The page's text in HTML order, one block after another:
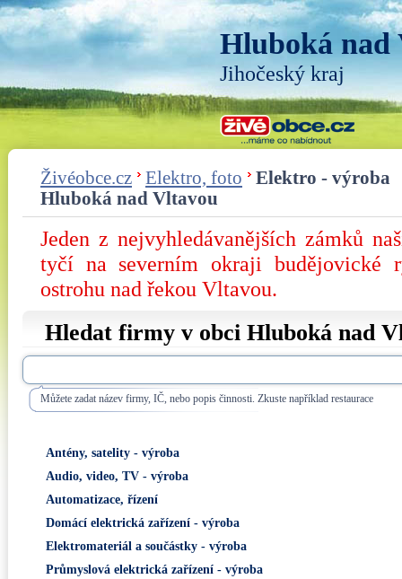
Hluboká nad
Jihočeský kraj
Živéobce.cz Elektro, foto
Elektro - výroba
Hluboká nad Vltavou
Jeden z nejvyhledávanějších zámků
tyčí na severním okraji budějovické
ostrohu nad řekou Vltavou.
Hledat firmy v obci Hluboká nad
Můžete zadat název firmy, IČ, nebo popis činnosti. Zkuste například restaurace
Antény, satelity - výroba
Audio, video, TV - výroba
Automatizace, řízení
Domácí elektrická zařízení - výroba
Elektromateriál a součástky - výroba
Průmyslová elektrická zařízení - výroba